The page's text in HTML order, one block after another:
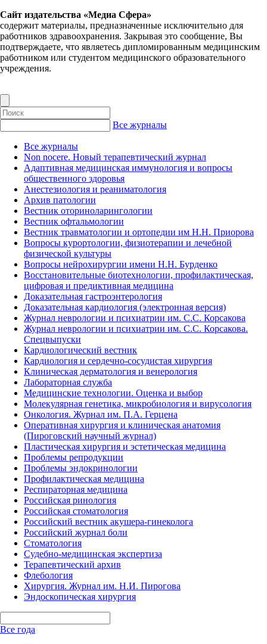
Сайт издательства «Медиа Сфера»
содержит материалы, предназначенные исключительно для
работников здравоохранения. Закрывая это сообщение, Вы
подтверждаете, что являетесь дипломированным медицинским
работником или студентом медицинского образовательного
учреждения.
Все журналы
Все журналы
Non nocere. Новый терапевтический журнал
Адаптивная медицинская иммунология и вопросы
общественного здоровья
Анестезиология и реаниматология
Архив патологии
Вестник оториноларингологии
Вестник офтальмологии
Вестник травматологии и ортопедии им Н.Н. Приорова
Вопросы курортологии, физиотерапии и лечебной
физической культуры
Вопросы нейрохирургии имени Н.Н. Бурденко
Восстановительные биотехнологии, профилактическая,
цифровая и предиктивная медицина
Доказательная гастроэнтерология
Доказательная кардиология (электронная версия)
Журнал неврологии и психиатрии им. С.С. Корсакова
Журнал неврологии и психиатрии им. С.С. Корсакова.
Спецвыпуски
Кардиологический вестник
Кардиология и сердечно-сосудистая хирургия
Клиническая дерматология и венерология
Лабораторная служба
Медицинские технологии. Оценка и выбор
Молекулярная генетика, микробиология и вирусология
Онкология. Журнал им. П.А. Герцена
Оперативная хирургия и клиническая анатомия
(Пироговский научный журнал)
Пластическая хирургия и эстетическая медицина
Проблемы репродукции
Проблемы эндокринологии
Профилактическая медицина
Респираторная медицина
Российская ринология
Российская стоматология
Российский вестник акушера-гинеколога
Российский журнал боли
Стоматология
Судебно-медицинская экспертиза
Терапевтический архив
Флебология
Хирургия. Журнал им. Н.И. Пирогова
Эндоскопическая хирургия
Все года